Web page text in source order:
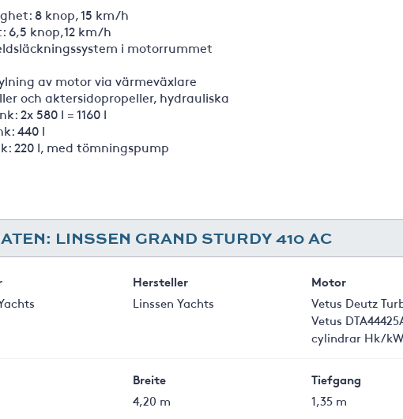
8 knop, 15 km/h
6,5 knop,12 km/h
i motorrummet
av motor via värmeväxlare
och aktersidopropeller, hydrauliska
2x 580 l = 1160 l
440 l
220 l, med tömningspump
LINSSEN GRAND STURDY 410 AC
Hersteller
Linssen Yachts
Motor
Vetus Deutz
Vetus
cylindrar Hk/
Breite
4,20 m
Tiefgang
1,35 m